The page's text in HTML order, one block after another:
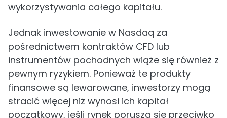
wykorzystywania całego kapitału.
Jednak inwestowanie w Nasdaq za
pośrednictwem kontraktów CFD lub
instrumentów pochodnych wiąże się również z
pewnym ryzykiem. Ponieważ te produkty
finansowe są lewarowane, inwestorzy mogą
stracić więcej niż wynosi ich kapitał
początkowy, jeśli rynek porusza się przeciwko